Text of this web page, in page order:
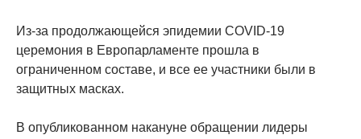
Из-за продолжающейся эпидемии COVID-19
церемония в Европарламенте прошла в
ограниченном составе, и все ее участники были в
защитных масках.
В опубликованном накануне обращении лидеры